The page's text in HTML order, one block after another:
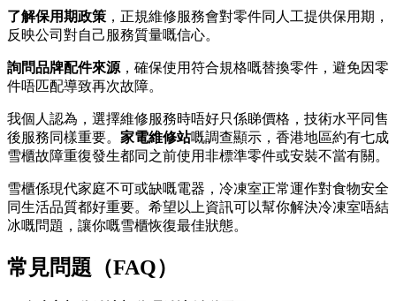
了解保用期政策 ，正規維修服務會對零件同人工提供保用期，
反映公司對自己服務質量嘅信心。
詢問品牌配件來源 ，確保使用符合規格嘅替換零件，避免因零
件唔匹配導致再次故障。
我個人認為，選擇維修服務時唔好只係睇價格，技術水平同售
後服務同樣重要。 家電維修站嘅調查顯示，香港地區約有七成
雪櫃故障重復發生都同之前使用非標準零件或安裝不當有關。
雪櫃係現代家庭不可或缺嘅電器，冷凍室正常運作對食物安全
同生活品質都好重要。希望以上資訊可以幫你解決冷凍室唔結
冰嘅問題，讓你嘅雪櫃恢復最佳狀態。
常見問題（FAQ）